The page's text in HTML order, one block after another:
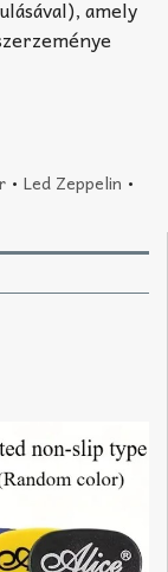
amely
•Led Zeppelin •